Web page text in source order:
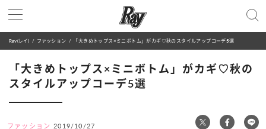
Ray(レイ) ファッション 「大きめトップス×ミニボトム」がカギ♡秋のスタイルアップコーデ5選
「大きめトップス×ミニボトム」がカギ♡秋の
スタイルアップコーデ5選
ファッション 2019/10/27